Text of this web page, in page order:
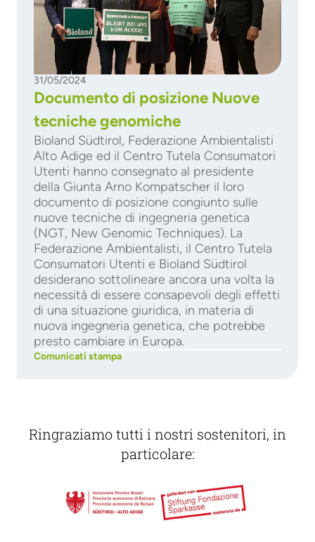
31/05/2024
Documento di posizione Nuove
tecniche genomiche
Bioland Südtirol, Federazione Ambientalisti
Alto Adige ed il Centro Tutela Consumatori
Utenti hanno consegnato al presidente
della Giunta Arno Kompatscher il loro
documento di posizione congiunto sulle
nuove tecniche di ingegneria genetica
(NGT, New Genomic Techniques). La
Federazione Ambientalisti, il Centro Tutela
Consumatori Utenti e Bioland Südtirol
desiderano sottolineare ancora una volta la
necessità di essere consapevoli degli effetti
di una situazione giuridica, in materia di
nuova ingegneria genetica, che potrebbe
presto cambiare in Europa.
Comunicati stampa
Ringraziamo tutti i nostri sostenitori, in
particolare: